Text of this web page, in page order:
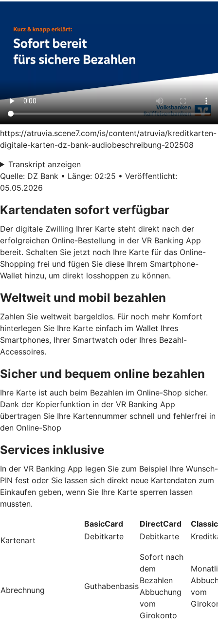
https://atruvia.scene7.com/is/content/atruvia/kreditkarten-
digitale-karten-dz-bank-audiobeschreibung-202508
Transkript anzeigen
Quelle: DZ Bank • Länge: 02:25 • Veröffentlicht:
05.05.2026
Kartendaten sofort verfügbar
Der digitale Zwilling Ihrer Karte steht direkt nach der
erfolgreichen Online-Bestellung in der VR Banking App
bereit. Schalten Sie jetzt noch Ihre Karte für das Online-
Shopping frei und fügen Sie diese Ihrem Smartphone-
Wallet hinzu, um direkt losshoppen zu können.
Weltweit und mobil bezahlen
Zahlen Sie weltweit bargeldlos. Für noch mehr Komfort
hinterlegen Sie Ihre Karte einfach im Wallet Ihres
Smartphones, Ihrer Smartwatch oder Ihres Bezahl-
Accessoires.
Sicher und bequem online bezahlen
Ihre Karte ist auch beim Bezahlen im Online-Shop sicher.
Dank der Kopierfunktion in der VR Banking App
übertragen Sie Ihre Kartennummer schnell und fehlerfrei in
den Online-Shop
Services inklusive
In der VR Banking App legen Sie zum Beispiel Ihre Wunsch-
PIN fest oder Sie lassen sich direkt neue Kartendaten zum
Einkaufen geben, wenn Sie Ihre Karte sperren lassen
mussten.
BasicCard DirectCard
Kartenart
Debitkarte Debitkarte
Abrechnung Guthabenbasis
Sofort nach
dem
Bezahlen
Abbuchung
vom
Girokonto
vom